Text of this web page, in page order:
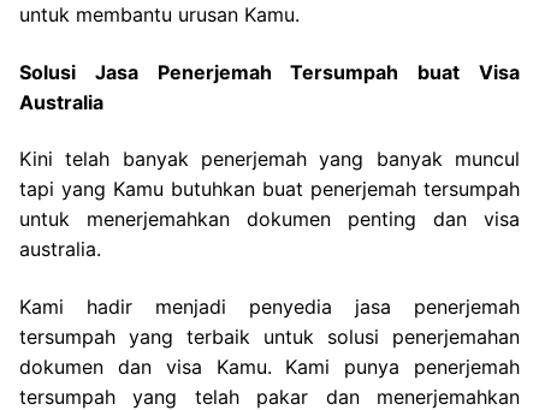
untuk membantu urusan Kamu.
Solusi Jasa Penerjemah Tersumpah buat Visa
Australia
Kini telah banyak penerjemah yang banyak muncul
tapi yang Kamu butuhkan buat penerjemah tersumpah
untuk menerjemahkan dokumen penting dan visa
australia.
Kami hadir menjadi penyedia jasa penerjemah
tersumpah yang terbaik untuk solusi penerjemahan
dokumen dan visa Kamu. Kami punya penerjemah
tersumpah yang telah pakar dan menerjemahkan